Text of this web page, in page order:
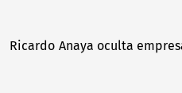
Ricardo Anaya oculta